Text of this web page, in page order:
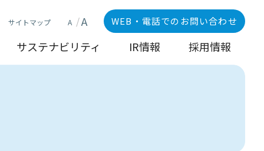
サステナビリティ IR情報 採用情報
サイトマップ A A WEB・電話でのお問い合わせ